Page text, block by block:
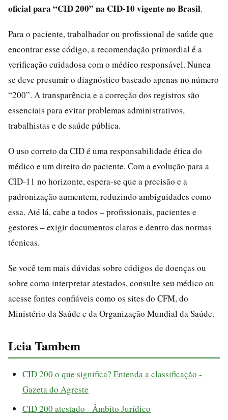
oficial para “CID 200” na CID-10 vigente no Brasil.
Para o paciente, trabalhador ou profissional de saúde que
encontrar esse código, a recomendação primordial é a
verificação cuidadosa com o médico responsável. Nunca
se deve presumir o diagnóstico baseado apenas no número
“200”. A transparência e a correção dos registros são
essenciais para evitar problemas administrativos,
trabalhistas e de saúde pública.
O uso correto da CID é uma responsabilidade ética do
médico e um direito do paciente. Com a evolução para a
CID-11 no horizonte, espera-se que a precisão e a
padronização aumentem, reduzindo ambiguidades como
essa. Até lá, cabe a todos – profissionais, pacientes e
gestores – exigir documentos claros e dentro das normas
técnicas.
Se você tem mais dúvidas sobre códigos de doenças ou
sobre como interpretar atestados, consulte seu médico ou
acesse fontes confiáveis como os sites do CFM, do
Ministério da Saúde e da Organização Mundial da Saúde.
Leia Tambem
CID 200 o que significa? Entenda a classificação -
Gazeta do Agreste
CID 200 atestado - Âmbito Jurídico